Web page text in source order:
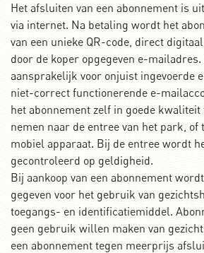
Het afsluiten van een abonnement is
via internet. Na betaling wordt het
van een unieke QR-code, direct
door de koper opgegeven e-
aansprakelijk voor onjuist ingevoerde
niet-correct functionerende e-
het abonnement zelf in goede
nemen naar de entree van het park, of
mobiel apparaat. Bij de entree wordt
gecontroleerd op geldigheid.
Bij aankoop van een abonnement
gegeven voor het gebruik van
toegangs- en identificatiemiddel.
geen gebruik willen maken van
een abonnement tegen meerprijs